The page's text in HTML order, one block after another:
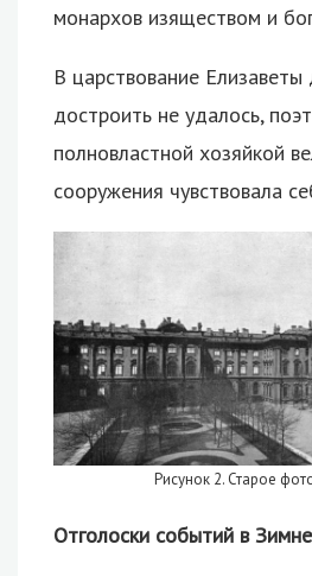
монархов изяществом и
В царствование Елизаветы
достроить не удалось,
полновластной хозяйкой
сооружения чувствовала
Рисунок 2. Старое
Отголоски событий в